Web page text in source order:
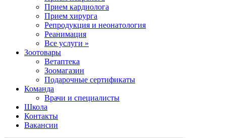
Прием кардиолога
Прием хирурга
Репродукция и неонатология
Реанимация
Все услуги »
Зоотовары
Ветаптека
Зоомагазин
Подарочные сертификаты
Команда
Врачи и специалисты
Школа
Контакты
Вакансии